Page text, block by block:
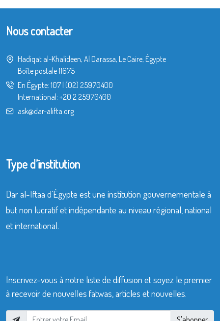
Nous contacter
Hadiqat al-Khalideen, Al Darassa, Le Caire, Égypte
Boîte postale 11675
En Égypte: 107| (02) 25970400
International: +20 2 25970400
ask@dar-alifta.org
Type d’institution
Dar al-Iftaa d’Égypte est une institution gouvernementale à
but non lucratif et indépendante au niveau régional, national
et international.
Inscrivez-vous à notre liste de diffusion et soyez le premier
à recevoir de nouvelles fatwas, articles et nouvelles.